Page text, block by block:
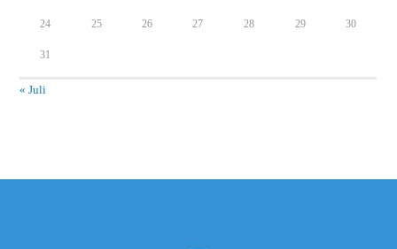
24 25 26 27 28 29 30
31
« Juli